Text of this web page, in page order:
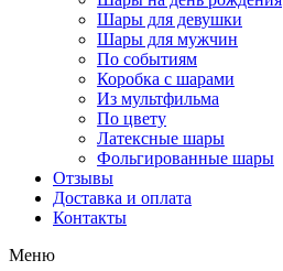
Шары для девушки
Шары для мужчин
По событиям
Коробка с шарами
Из мультфильма
По цвету
Латексные шары
Фольгированные шары
Отзывы
Доставка и оплата
Контакты
Меню